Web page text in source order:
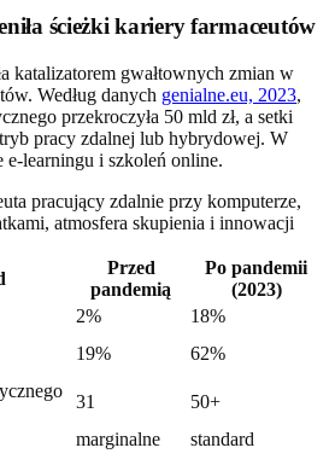
ścieżki kariery farmaceutów
katalizatorem gwałtownych zmian w
Według danych genialne.eu, 2023,
przekroczyła 50 mld zł, a setki
pracy zdalnej lub hybrydowej. W
e-learningu i szkoleń online.
Przed
pandemią
Po pandemii
(2023)
2%
18%
19%
62%
31
50+
marginalne standard